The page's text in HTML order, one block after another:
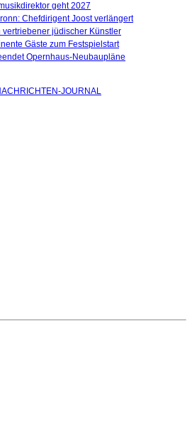
geht 2027
Chefdirigent Joost verlängert
jüdischer Künstler
Gäste zum Festspielstart
Opernhaus-Neubaupläne